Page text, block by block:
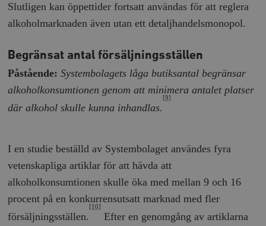
Slutligen kan öppettider fortsatt användas för att reglera
alkoholmarknaden även utan ett detaljhandelsmonopol.
Begränsat antal försäljningsställen
Påstående:Systembolagets låga butiksantal begränsar
alkoholkonsumtionen genom att minimera antalet platser
där alkohol skulle kunna inhandlas.
[9]
I en studie beställd av Systembolaget användes fyra
vetenskapliga artiklar för att hävda att
alkoholkonsumtionen skulle öka med mellan 9 och 16
procent på en konkurrensutsatt marknad med fler
försäljningsställen.
[10]
Efter en genomgång av artiklarna